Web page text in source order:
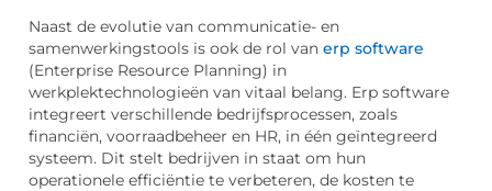
Naast de evolutie van communicatie- en
samenwerkingstools is ook de rol van erp software
(Enterprise Resource Planning) in
werkplektechnologieën van vitaal belang. Erp software
integreert verschillende bedrijfsprocessen, zoals
financiën, voorraadbeheer en HR, in één geïntegreerd
systeem. Dit stelt bedrijven in staat om hun
operationele efficiëntie te verbeteren, de kosten te